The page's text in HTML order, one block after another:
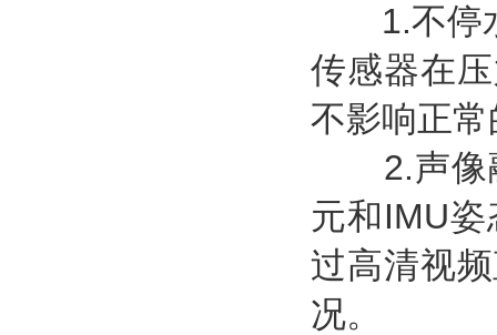
1.不停水
传感器在
不影响正
2.声像融
元和IMU
过高清视
况。